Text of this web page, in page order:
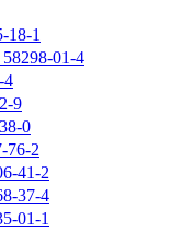
18-1
01-4
4
9
0
76-2
41-2
37-4
01-1